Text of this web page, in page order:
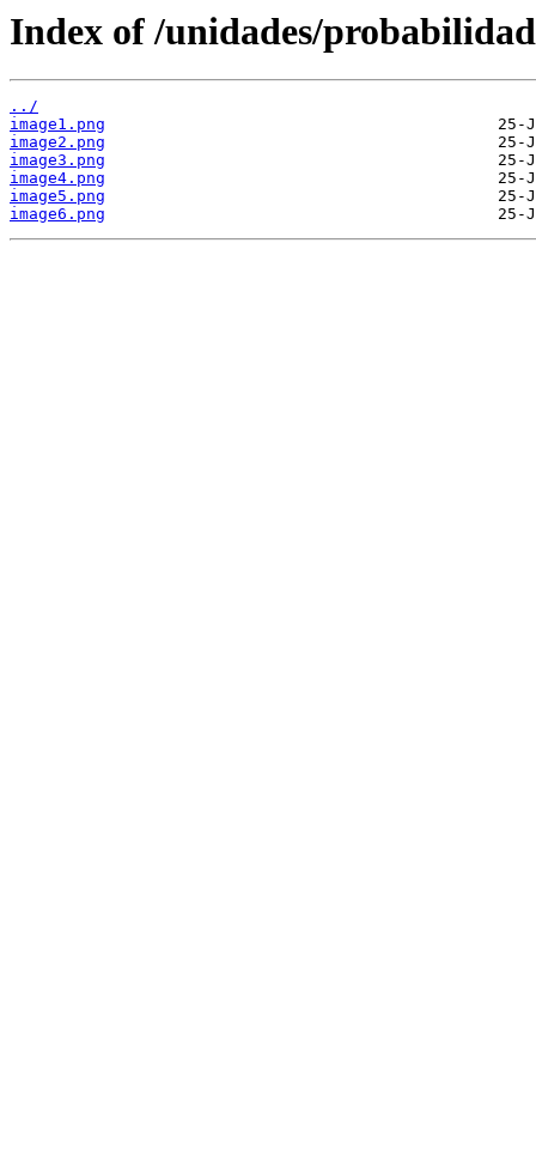
Index of /unidades/
../
image1.png
image2.png
image3.png
image4.png
image5.png
image6.png